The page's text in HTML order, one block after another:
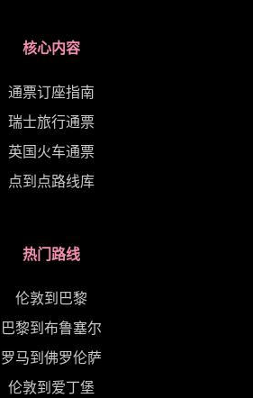
核心内容
通票订座指南
瑞士旅行通票
英国火车通票
点到点路线库
热门路线
伦敦到巴黎
巴黎到布鲁塞尔
罗马到佛罗伦萨
伦敦到爱丁堡